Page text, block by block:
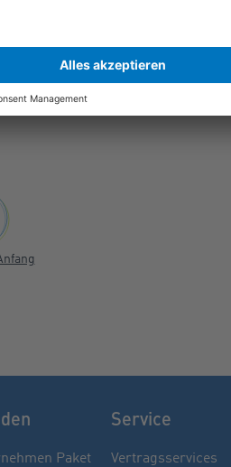
Paket
Service
Vertragsservices